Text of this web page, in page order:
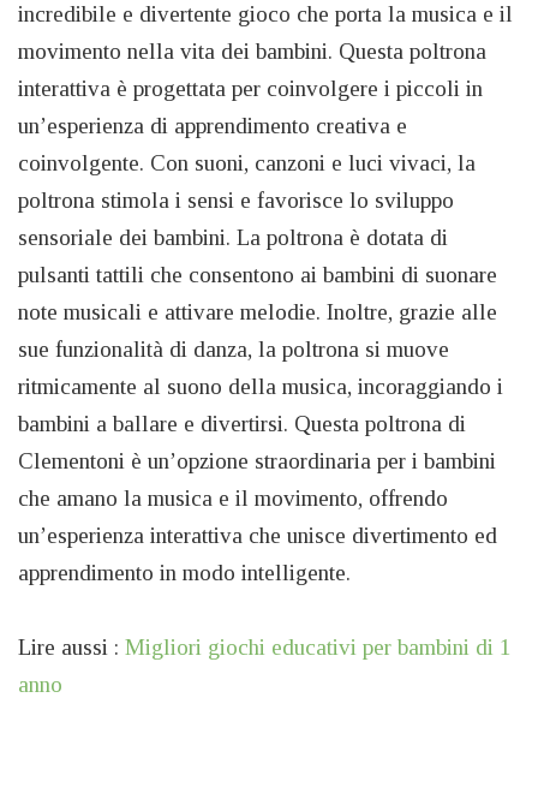
incredibile e divertente gioco che porta la musica e il
movimento nella vita dei bambini. Questa poltrona
interattiva è progettata per coinvolgere i piccoli in
un’esperienza di apprendimento creativa e
coinvolgente. Con suoni, canzoni e luci vivaci, la
poltrona stimola i sensi e favorisce lo sviluppo
sensoriale dei bambini. La poltrona è dotata di
pulsanti tattili che consentono ai bambini di suonare
note musicali e attivare melodie. Inoltre, grazie alle
sue funzionalità di danza, la poltrona si muove
ritmicamente al suono della musica, incoraggiando i
bambini a ballare e divertirsi. Questa poltrona di
Clementoni è un’opzione straordinaria per i bambini
che amano la musica e il movimento, offrendo
un’esperienza interattiva che unisce divertimento ed
apprendimento in modo intelligente.
Lire aussi : Migliori giochi educativi per bambini di 1
anno